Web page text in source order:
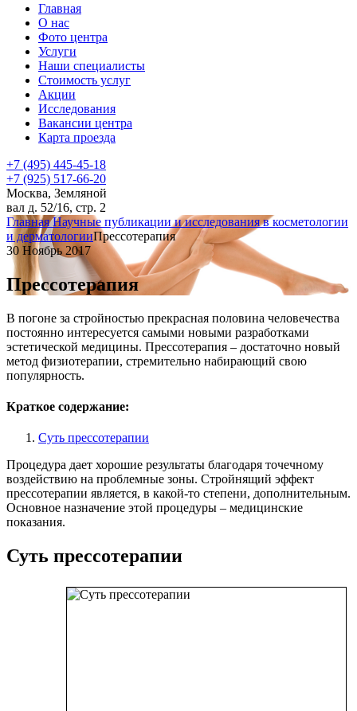
Главная
О нас
Фото центра
Услуги
Наши специалисты
Стоимость услуг
Акции
Исследования
Вакансии центра
Карта проезда
+7 (495) 445-45-18
+7 (925) 517-66-20
Москва, Земляной
вал д. 52/16, стр. 2
ГлавнаяНаучные публикации и исследования в косметологии
и дерматологииПрессотерапия
30 Ноябрь 2017
Прессотерапия
В погоне за стройностью прекрасная половина человечества
постоянно интересуется самыми новыми разработками
эстетической медицины. Прессотерапия – достаточно новый
метод физиотерапии, стремительно набирающий свою
популярность.
Краткое содержание:
Суть прессотерапии
Процедура дает хорошие результаты благодаря точечному
воздействию на проблемные зоны. Стройнящий эффект
прессотерапии является, в какой-то степени, дополнительным.
Основное назначение этой процедуры – медицинские
показания.
Суть прессотерапии